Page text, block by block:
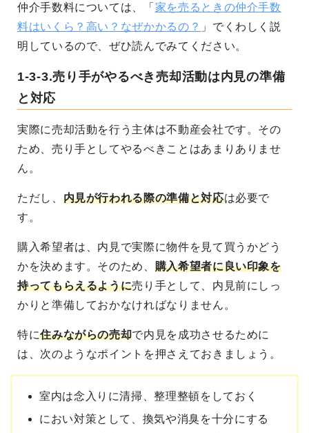
仲介手数料については、「 家を売るときの仲介手数
料はいくら？高い？なぜかかるの？ 」でくわしく説
明しているので、ぜひ読んでみてください。
1-3-3.売り手がやるべき売却活動は内見の準備
と対応
実際に売却活動を行う主体は不動産会社です。その
ため、売り手としてやるべきことはあまりありませ
ん。
ただし、 内見が行われる際の準備と対応は必要で
す。
購入希望者は、内見で実際に物件を見て買うかどう
かを決めます。そのため、 購入希望者に良い印象を
持ってもらえるように売り手として、 内見前にしっ
かりと準備しておかなければなりません。
特に住みながらの売却で内見を成功させるために
は、次のようなポイントを押さえておきましょう。
室内は念入りに清掃、整理整頓をしておく
におい対策として、換気や消臭を十分にする